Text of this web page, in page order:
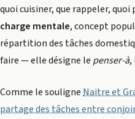
quoi cuisiner, que rappeler,
charge mentale, concept
répartition des tâches
faire — elle désigne le penser-à,
Comme le souligneNaitre et
partage des tâches entre